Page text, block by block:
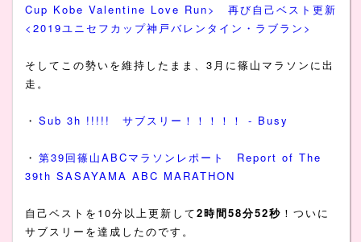
Cup Kobe Valentine Love Run> 再び自己ベスト更新
<2019ユニセフカップ神戸バレンタイン・ラブラン>
そしてこの勢いを維持したまま、3月に篠山マラソンに出
走。
・ Sub 3h !!!!! サブスリー！！！！！ - Busy
・ 第39回篠山ABCマラソンレポート Report of The
39th SASAYAMA ABC MARATHON
自己ベストを10分以上更新して2時間58分52秒 ！ついに
サブスリーを達成したのです。